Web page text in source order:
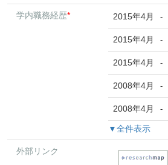
学内職務経歴* 2015年4月 -
2015年4月 -
2015年4月 -
2008年4月 -
2008年4月 -
▼全件表示
外部リンク